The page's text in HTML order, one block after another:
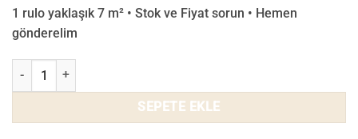
1 rulo yaklaşık 7 m² • Stok ve Fiyat sorun • Hemen
gönderelim
Versace VI Duvar Kağıdı 37050-7 adet
SEPETE EKLE